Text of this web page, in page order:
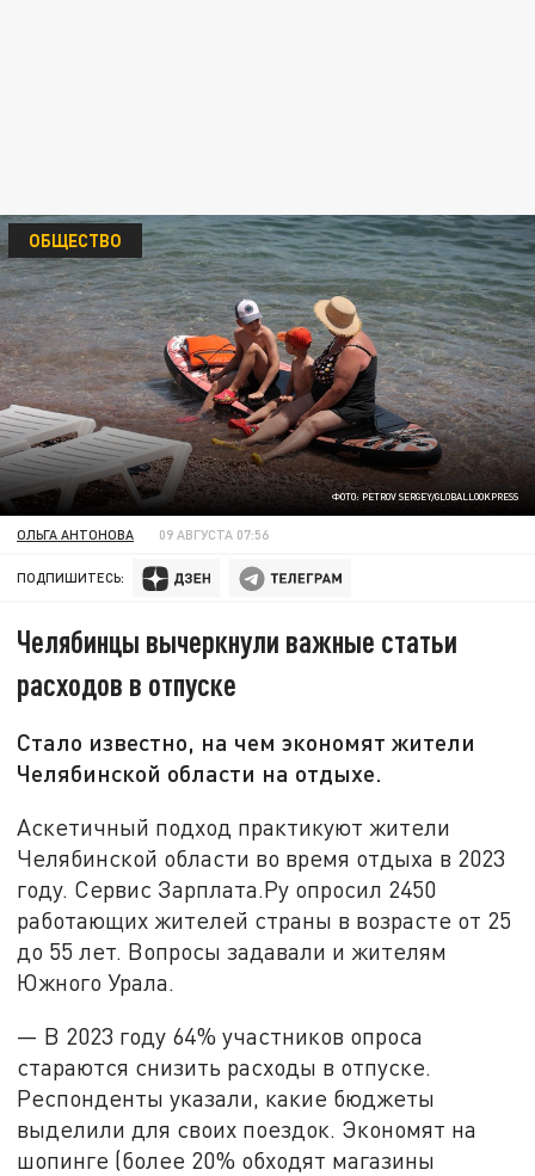
ФОТО: PETROV SERGEY/GLOBALLOOKPRESS
ОБЩЕСТВО
ОЛЬГА АНТОНОВА 09 АВГУСТА 07:56
ПОДПИШИТЕСЬ:
Челябинцы вычеркнули важные статьи
расходов в отпуске
Стало известно, на чем экономят жители
Челябинской области на отдыхе.
Аскетичный подход практикуют жители
Челябинской области во время отдыха в 2023
году. Сервис Зарплата.Ру опросил 2450
работающих жителей страны в возрасте от 25
до 55 лет. Вопросы задавали и жителям
Южного Урала.
— В 2023 году 64% участников опроса
стараются снизить расходы в отпуске.
Респонденты указали, какие бюджеты
выделили для своих поездок. Экономят на
шопинге (более 20% обходят магазины